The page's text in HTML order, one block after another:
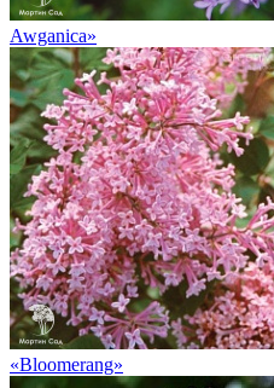
Awganica»
«Bloomerang»